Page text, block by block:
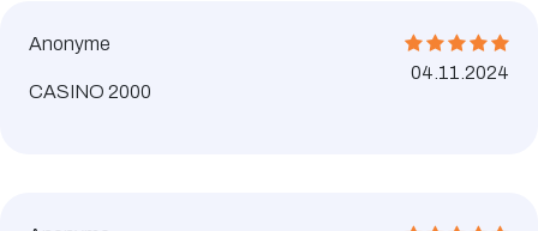
Anonyme
CASINO 2000
04.11.2024